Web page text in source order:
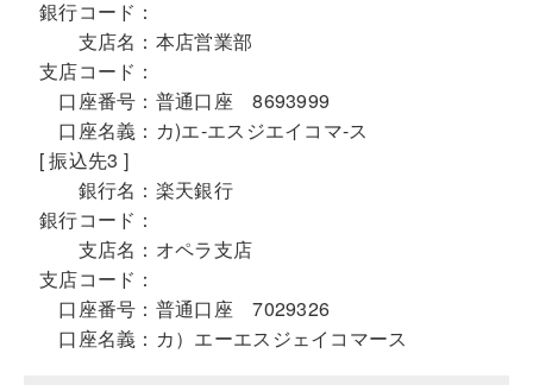
銀行コード：
支店名： 本店営業部
支店コード：
口座番号： 普通口座 8693999
口座名義： カ)エ-エスジエイコマ-ス
[ 振込先3 ]
銀行名： 楽天銀行
銀行コード：
支店名： オペラ支店
支店コード：
口座番号： 普通口座 7029326
口座名義： カ）エーエスジェイコマース